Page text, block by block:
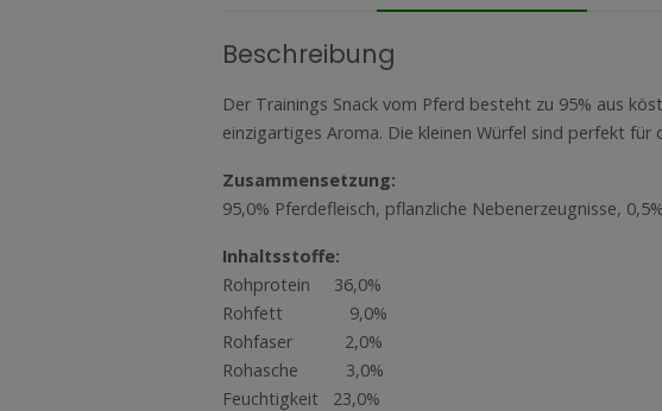
Beschreibung
Der Trainings Snack vom Pferd besteht zu 95% aus
einzigartiges Aroma. Die kleinen Würfel sind perfekt
Zusammensetzung:
95,0% Pferdefleisch, pflanzliche Nebenerzeugnisse,
Inhaltsstoffe:
Rohprotein 36,0%
Rohfett 9,0%
Rohfaser 2,0%
Rohasche 3,0%
Feuchtigkeit 23,0%